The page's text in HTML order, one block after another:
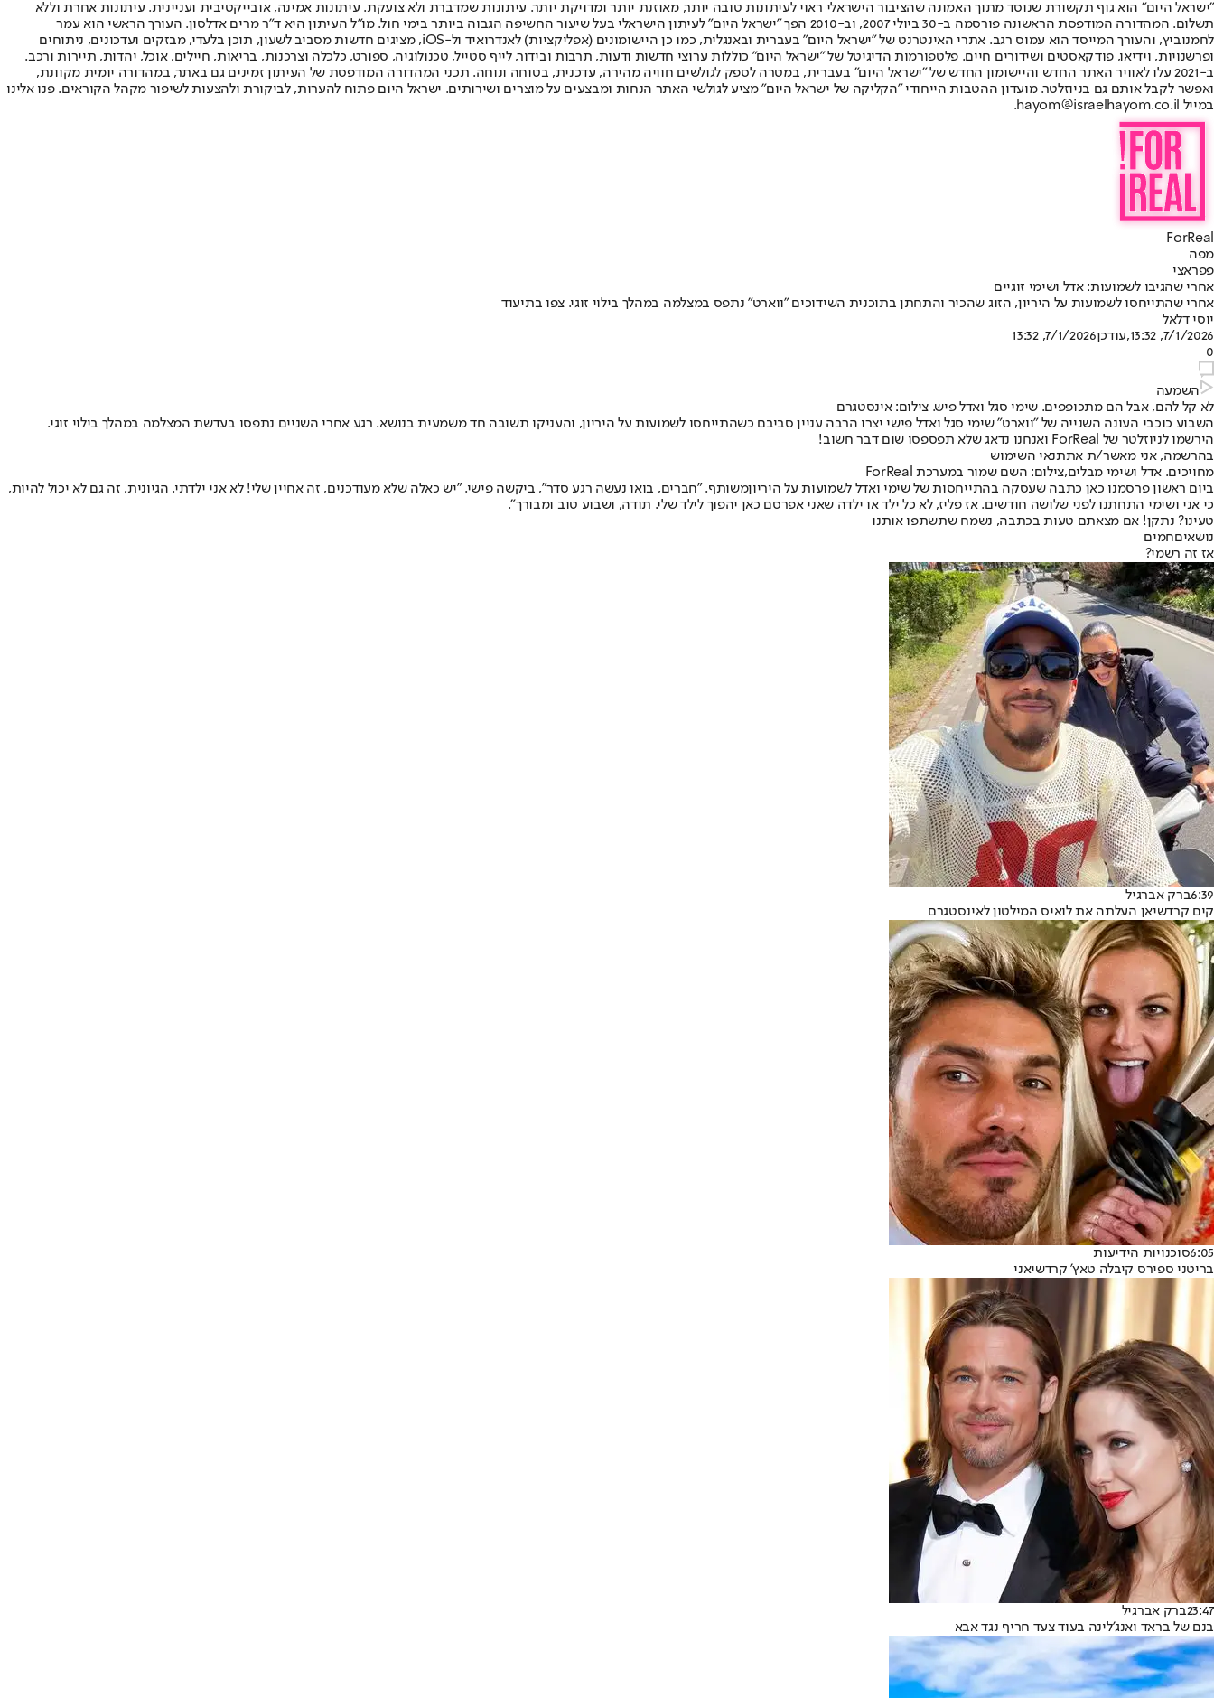
"ישראל היום" הוא גוף תקשורת שנוסד מתוך האמונה שהציבור הישראלי ראוי לעיתונות טובה יותר, מאוזנת יותר ומדויקת יותר. עיתונות שמדברת ולא צועקת. עיתונות אמינה, אובייקטיבית ועניינית. עיתונות אחרת וללא
תשלום. המהדורה המודפסת הראשונה פורסמה ב-30 ביולי 2007, וב-2010 הפך "ישראל היום" לעיתון הישראלי בעל שיעור החשיפה הגבוה ביותר בימי חול. מו"ל העיתון היא ד"ר מרים אדלסון. העורך הראשי הוא עמר
לחמנוביץ, והעורך המייסד הוא עמוס רגב. אתרי האינטרנט של "ישראל היום" בעברית ובאנגלית, כמו כן היישומונים (אפליקציות) לאנדרואיד ול-iOS, מציגים חדשות מסביב לשעון, תוכן בלעדי, מבזקים ועדכונים, ניתוחים
ופרשנויות, וידיאו, פודקאסטים ושידורים חיים. פלטפורמות הדיגיטל של "ישראל היום" כוללות ערוצי חדשות ודעות, תרבות ובידור, לייף סטייל, טכנולוגיה, ספורט, כלכלה וצרכנות, בריאות, חיילים, אוכל, יהדות, תיירות ורכב.
ב-2021 עלו לאוויר האתר החדש והיישומון החדש של "ישראל היום" בעברית, במטרה לספק לגולשים חוויה מהירה, עדכנית, בטוחה ונוחה. תכני המהדורה המודפסת של העיתון זמינים גם באתר, במהדורה יומית מקוונת,
ואפשר לקבל אותם גם בניוזלטר. מועדון ההטבות הייחודי "הקליקה של ישראל היום" מציע לגולשי האתר הנחות ומבצעים על מוצרים ושירותים. ישראל היום פתוח להערות, לביקורת ולהצעות לשיפור מקהל הקוראים. פנו אלינו
במייל hayom@israelhayom.co.il.
ForReal
מפה
פפראצי
אחרי שהגיבו לשמועות: אדל ושימי זוגיים
אחרי שהתייחסו לשמועות על היריון, הזוג שהכיר והתחתן בתוכנית השידוכים "ווארט" נתפס במצלמה במהלך בילוי זוגי. צפו בתיעוד
יוסי דלאל
7/1/2026, 13:32
,עודכן7/1/2026, 13:32
0
השמעה
לא קל להם, אבל הם מתכופפים. שימי סגל ואדל פיש. צילום: אינסטגרם
השבוע כוכבי העונה השנייה של "ווארט" שימי סגל ואדל פישי יצרו הרבה עניין סביבם כשהתייחסו לשמועות על היריון, והעניקו תשובה חד משמעית בנושא. רגע אחרי השניים נתפסו בעדשת המצלמה במהלך בילוי זוגי.
הירשמו לניוזלטר של ForReal ואנחנו נדאג שלא תפספסו שום דבר חשוב!
בהרשמה, אני מאשר/ת אתתנאי השימוש
מחויכים. אדל ושימי מבלים,צילום: השם שמור במערכת ForReal
ביום ראשון פרסמנו כאן כתבה שעסקה בהתייחסות של שימי ואדל לשמועות על היריוןמשותף. "חברים, בואו נעשה רגע סדר", ביקשה פישי. "יש כאלה שלא מעודכנים, זה אחיין שלי! לא אני ילדתי. הגיונית, זה גם לא יכול להיות,
כי אני ושימי התחתנו לפני שלושה חודשים. אז פליז, לא כל ילד או ילדה שאני אפרסם כאן יהפוך לילד שלי. תודה, ושבוע טוב ומבורך".
טעינו? נתקן! אם מצאתם טעות בכתבה, נשמח שתשתפו אותנו
נושאיםחמים
אז זה רשמי?
6:39ברק אברגיל
קים קרדשיאן העלתה את לואיס המילטון לאינסטגרם
6:05סוכנויות הידיעות
בריטני ספירס קיבלה טאץ' קרדשיאני
23:47ברק אברגיל
בנם של בראד ואנג'לינה בעוד צעד חריף נגד אבא